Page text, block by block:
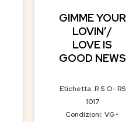
GIMME YOUR
LOVIN’/
LOVE IS
GOOD NEWS
Etichetta: R S O- RS
1017
Condizioni: VG+